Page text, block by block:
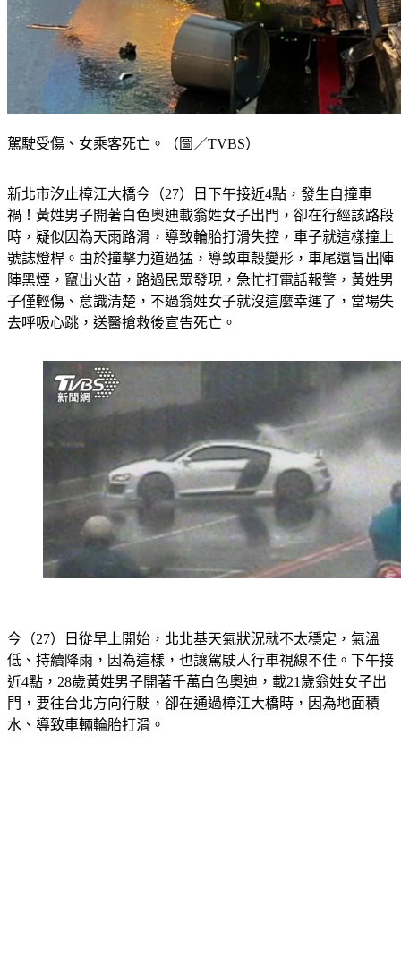
駕駛受傷、女乘客死亡。（圖／TVBS）
新北市汐止樟江大橋今（27）日下午接近4點，發生自撞車
禍！黃姓男子開著白色奧迪載翁姓女子出門，卻在行經該路段
時，疑似因為天雨路滑，導致輪胎打滑失控，車子就這樣撞上
號誌燈桿。由於撞擊力道過猛，導致車殼變形，車尾還冒出陣
陣黑煙，竄出火苗，路過民眾發現，急忙打電話報警，黃姓男
子僅輕傷、意識清楚，不過翁姓女子就沒這麼幸運了，當場失
去呼吸心跳，送醫搶救後宣告死亡。
今（27）日從早上開始，北北基天氣狀況就不太穩定，氣溫
低、持續降雨，因為這樣，也讓駕駛人行車視線不佳。下午接
近4點，28歲黃姓男子開著千萬白色奧迪，載21歲翁姓女子出
門，要往台北方向行駛，卻在通過樟江大橋時，因為地面積
水、導致車輛輪胎打滑。